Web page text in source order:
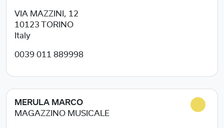
VIA MAZZINI, 12
10123
TORINO
Italy
0039 011 889998
MERULA MARCO
MAGAZZINO MUSICALE